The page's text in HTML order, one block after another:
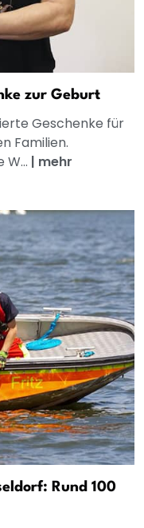
zur Geburt
Geschenke für
Familien.
| mehr
Rund 100